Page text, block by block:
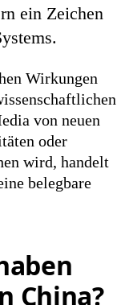
ein Zeichen
Wirkungen
von neuen
oder
wird, handelt
belegbare
China?